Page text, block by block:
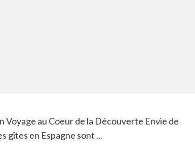
Voyage au Coeur de la Découverte Envie de
gîtes en Espagne sont …